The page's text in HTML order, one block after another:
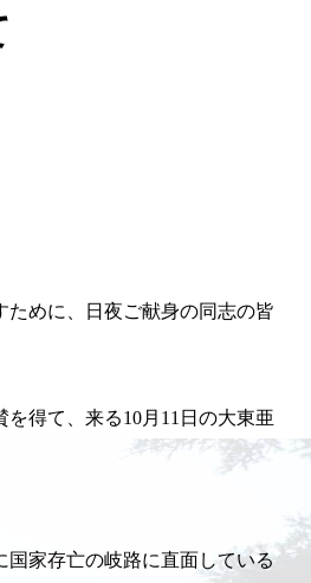
めに、日夜ご献身の同志の皆
得て、来る10月11日の大東亜
国家存亡の岐路に直面している